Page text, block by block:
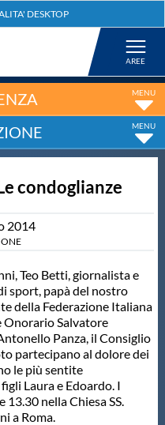
condoglianze
2014
Teo Betti, giornalista e
sport, papà del nostro
della Federazione Italiana
Onorario Salvatore
Panza, il Consiglio
partecipano al dolore dei
le più sentite
Laura e Edoardo. I
nella Chiesa SS.
a Roma.